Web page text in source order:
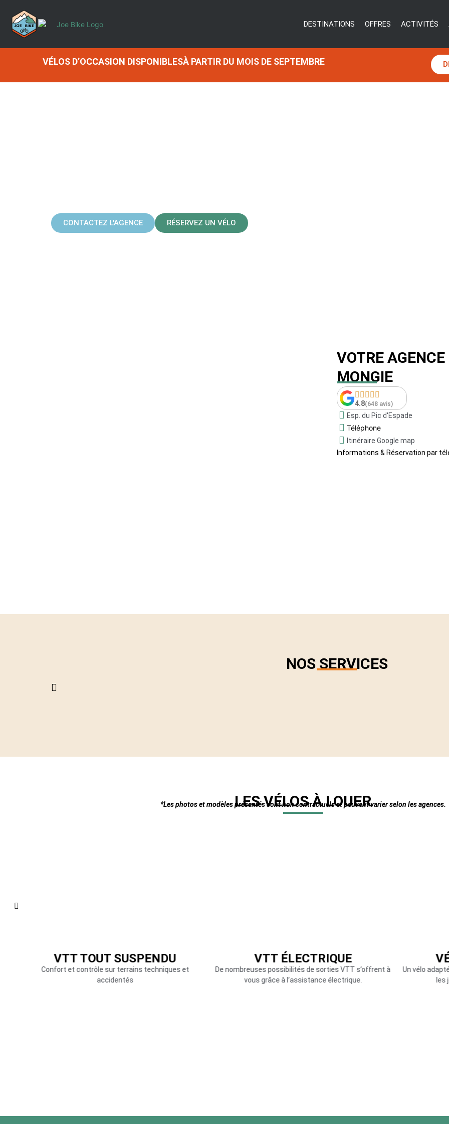
DESTINATIONS OFFRES ACTIVITÉS
VÉLOS D’OCCASION DISPONIBLESÀ PARTIR DU MOIS DE SEPTEMBRE
CONTACTEZ L'AGENCE RÉSERVEZ UN VÉLO
VOTRE
MONGIE
4.8(648 avis)
Esp. du Pic d'Espade
Téléphone
Itinéraire Google map
Informations & Réservation par
NOS SERVICES
LES VÉLOS À LOUER
*Les photos et modèles présentés sont non contractuels et peuvent varier selon les agences.
VTT TOUT SUSPENDU
Confort et contrôle sur terrains techniques et
accidentés
VTT ÉLECTRIQUE
De nombreuses possibilités de sorties VTT s’offrent à
vous grâce à l’assistance électrique.
Un vélo
les